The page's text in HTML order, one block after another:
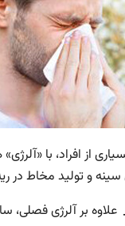
از افراد، با
و تولید مخاط در
علاوه بر آلرژی فصلی،